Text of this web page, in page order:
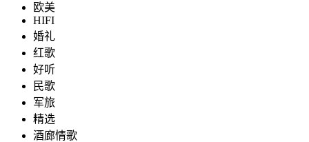
欧美
HIFI
婚礼
红歌
好听
民歌
军旅
精选
酒廊情歌